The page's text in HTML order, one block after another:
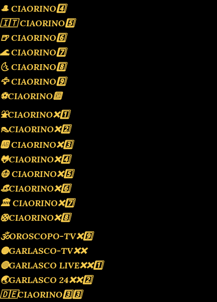
🎩 CIAORINO4️⃣
🇮🇹 CIAORINO5️⃣
🍺 CIAORINO6️⃣
🌊 CIAORINO7️⃣
🌜 CIAORINO8️⃣
🦅 CIAORINO9️⃣
⚽️CIAORINO🔟
⛲️CIAORINO❌️1️⃣
👠CIAORINO❌️2️⃣
🆎 CIAORINO❌️3️⃣
🐸CIAORINO❌️4️⃣
😷 CIAORINO❌️5️⃣
👒CIAORINO❌️6️⃣
🏛 CIAORINO❌️7️⃣
🛟CIAORINO❌️8️⃣
🕉OROSCOPO-TV❌️9️⃣
🟡GARLASCO-TV❌️❌️
🔴GARLASCO LIVE❌️❌️1️⃣
🌏GARLASCO 24❌️❌️2️⃣
🇩🇪CIAORINO3️⃣3️⃣